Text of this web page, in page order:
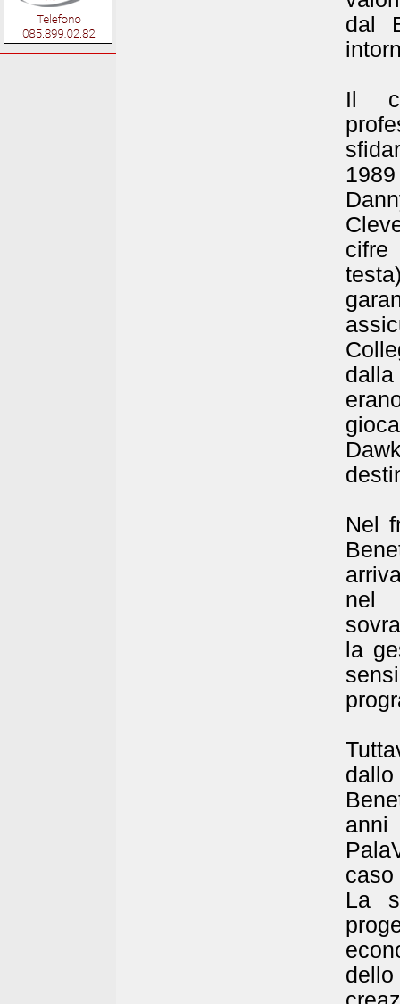
dal
Il
cifre
Nel
nel
la
La